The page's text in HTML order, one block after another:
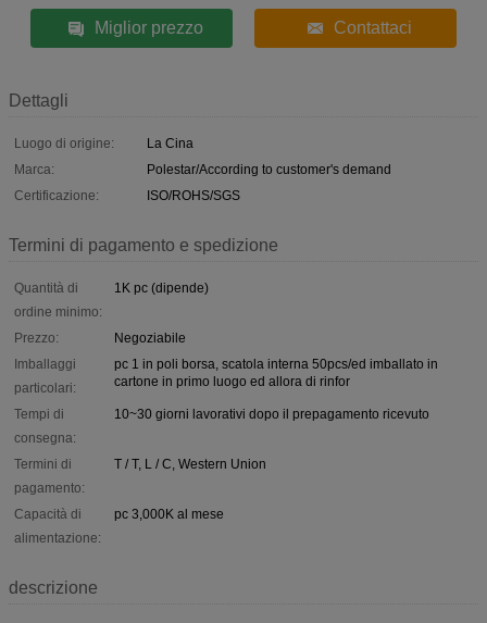
Miglior prezzo Contattaci
Dettagli
Luogo di origine:
La Cina
Marca:
Polestar/According to customer's demand
Certificazione:
ISO/ROHS/SGS
Termini di pagamento e spedizione
Quantità di
ordine minimo:
1K pc (dipende)
Prezzo:
Negoziabile
Imballaggi
particolari:
pc 1 in poli borsa, scatola interna 50pcs/ed imballato in
cartone in primo luogo ed allora di rinfor
Tempi di
consegna:
10~30 giorni lavorativi dopo il prepagamento ricevuto
Termini di
pagamento:
T / T, L / C, Western Union
Capacità di
alimentazione:
pc 3,000K al mese
descrizione